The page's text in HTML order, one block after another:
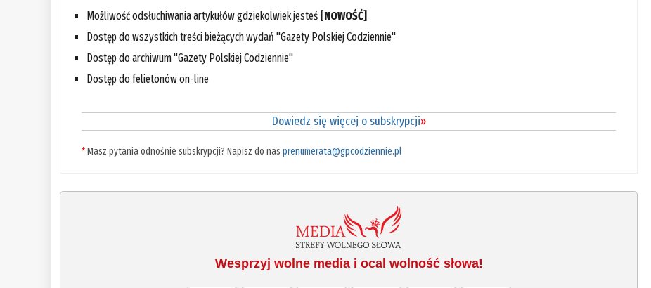
Możliwość odsłuchiwania artykułów gdziekolwiek jesteś [NOWOŚĆ]
Dostęp do wszystkich treści bieżących wydań "Gazety Polskiej Codziennie"
Dostęp do archiwum "Gazety Polskiej Codziennie"
Dostęp do felietonów on-line
Dowiedz się więcej o subskrypcji»
*Masz pytania odnośnie subskrypcji? Napisz do nasprenumerata@gpcodziennie.pl
Wesprzyj wolne media i ocal wolność słowa!